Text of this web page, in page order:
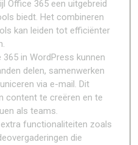
Office 365 een uitgebreid
biedt. Het combineren
kan leiden tot efficiënter
in WordPress kunnen
delen, samenwerken
via e-mail. Dit
content te creëren en te
als teams.
functionaliteiten zoals
die